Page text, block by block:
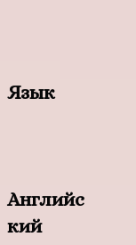
Язык
Английс
кий